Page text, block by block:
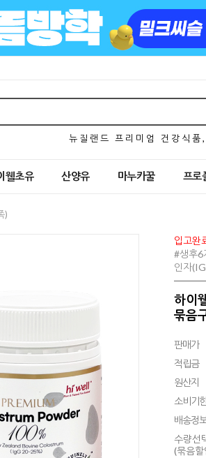
뉴 질 랜 드 프 리 미 엄 건 강 식 품
웰초유 산양유 마누카꿀 프로
)
입고완
#생후6
인자
하이
묶음
판매가
적립금
원산지
소비기
배송정
수량선
(묶음할